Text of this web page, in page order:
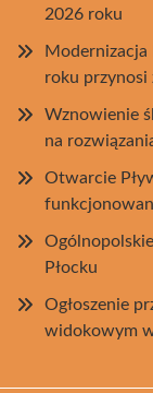
2026 roku
Modernizacja
roku przynosi
Wznowienie
na
Otwarcie
Płocku
Ogłoszenie
widokowym